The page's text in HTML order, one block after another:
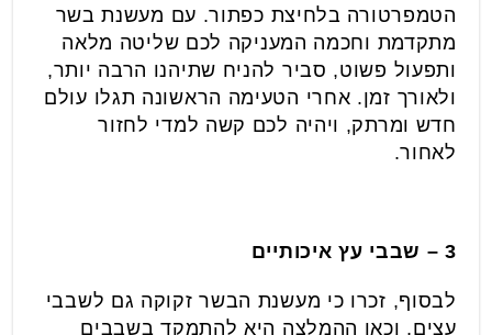
הטמפרטורה בלחיצת כפתור. עם מעשנת בשר
מתקדמת וחכמה המעניקה לכם שליטה מלאה
ותפעול פשוט, סביר להניח שתיהנו הרבה יותר,
ולאורך זמן. אחרי הטעימה הראשונה תגלו עולם
חדש ומרתק, ויהיה לכם קשה למדי לחזור
לאחור.
3 – שבבי עץ איכותיים
לבסוף, זכרו כי מעשנת הבשר זקוקה גם לשבבי
עצים, וכאן ההמלצה היא להתמקד בשבבים